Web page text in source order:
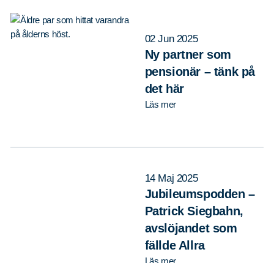
02 Jun 2025
Ny partner som
pensionär – tänk på
det här
Läs mer
14 Maj 2025
Jubileumspodden –
Patrick Siegbahn,
avslöjandet som
fällde Allra